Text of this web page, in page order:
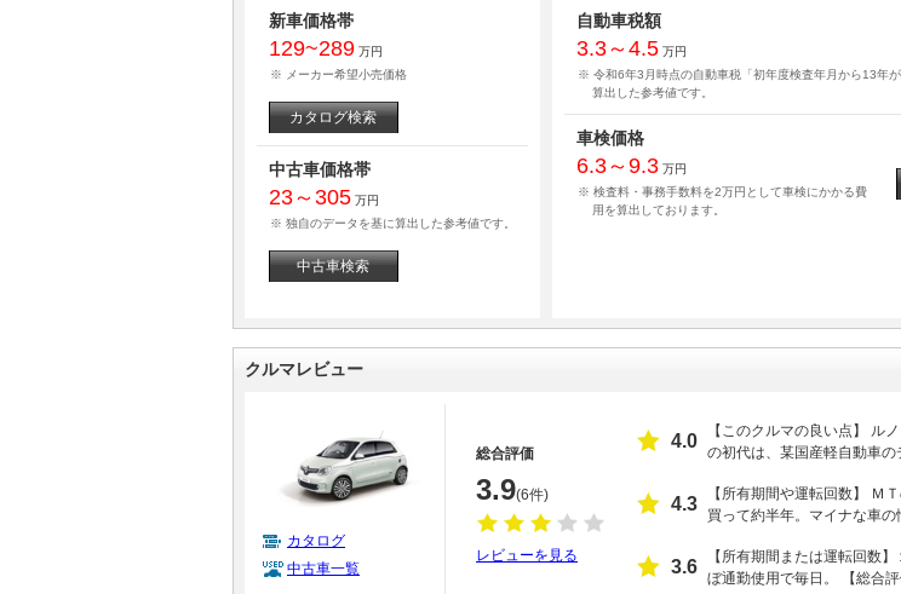
新車価格帯
129~289 万円
※ メーカー希望小売価格
カタログ検索
中古車価格帯
23～305 万円
※ 独自のデータを基に算出した参考値です。
中古車検索
自動車税額
3.3～4.5 万円
※ 令和6年3月時点の自動車税「初年度検査年月から13年
算出した参考値です。
車検価格
6.3～9.3 万円
※ 検査料・事務手数料を2万円として車検にかかる費
用を算出しております。
クルマレビュー
カタログ
中古車一覧
総合評価
3.9(6件)
レビューを見る
4.0
【このクルマの良い点】 ル
の初代は、某国産軽自動車の
ス...
4.3
【所有期間や運転回数】 Ｍ
買って約半年。マイナな車の
3.6
【所有期間または運転回数
ぼ通勤使用で毎日。 【総合評価】古典的かつ